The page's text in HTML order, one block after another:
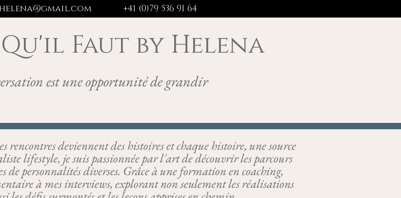
+41 (0)79 536 91 64
Faut by Helena
est une opportunité de grandir
rencontres deviennent des histoires et chaque histoire, une source
lifestyle, je suis passionnée par l'art de découvrir les parcours
de personnalités diverses. Grâce à une formation en coaching,
à mes interviews, explorant non seulement les réalisations